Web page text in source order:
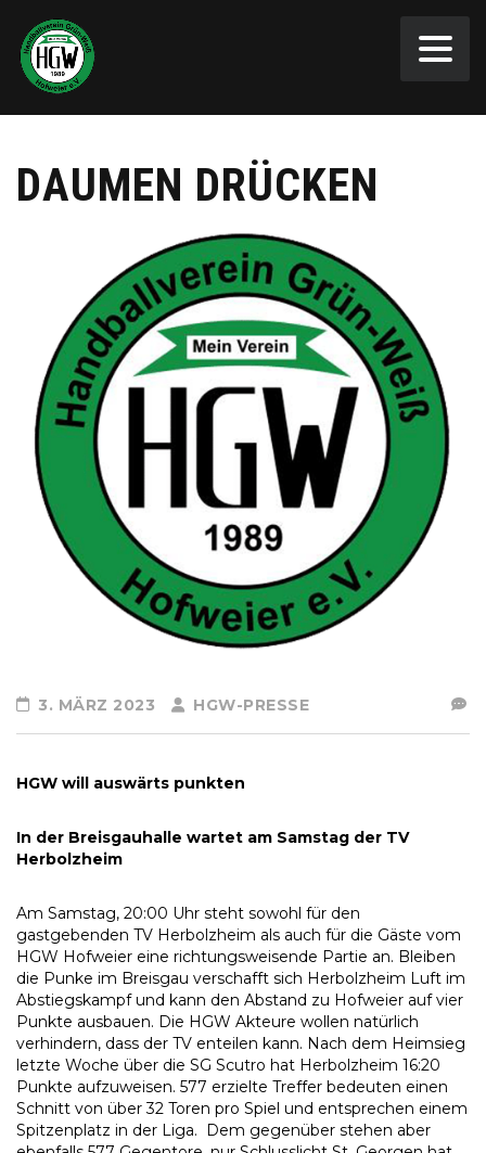
DAUMEN DRÜCKEN
3. MÄRZ 2023 HGW-PRESSE
HGW will auswärts punkten
In der Breisgauhalle wartet am Samstag der TV
Herbolzheim
Am Samstag, 20:00 Uhr steht sowohl für den
gastgebenden TV Herbolzheim als auch für die Gäste vom
HGW Hofweier eine richtungsweisende Partie an. Bleiben
die Punke im Breisgau verschafft sich Herbolzheim Luft im
Abstiegskampf und kann den Abstand zu Hofweier auf vier
Punkte ausbauen. Die HGW Akteure wollen natürlich
verhindern, dass der TV enteilen kann. Nach dem Heimsieg
letzte Woche über die SG Scutro hat Herbolzheim 16:20
Punkte aufzuweisen. 577 erzielte Treffer bedeuten einen
Schnitt von über 32 Toren pro Spiel und entsprechen einem
Spitzenplatz in der Liga. Dem gegenüber stehen aber